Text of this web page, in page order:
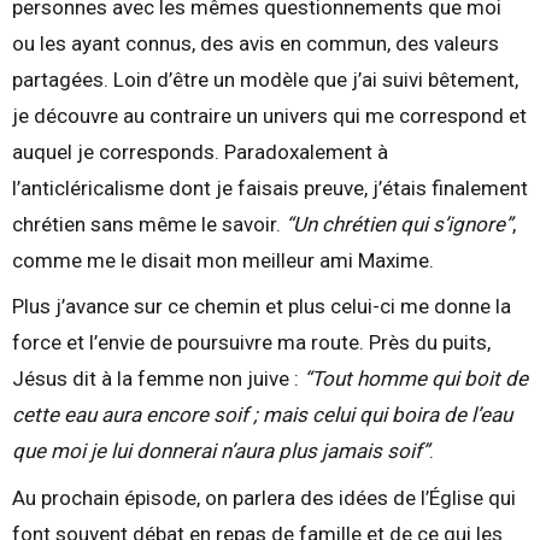
personnes avec les mêmes questionnements que moi
ou les ayant connus, des avis en commun, des valeurs
partagées. Loin d’être un modèle que j’ai suivi bêtement,
je découvre au contraire un univers qui me correspond et
auquel je corresponds. Paradoxalement à
l’anticléricalisme dont je faisais preuve, j’étais finalement
chrétien sans même le savoir. “Un chrétien qui s’ignore”,
comme me le disait mon meilleur ami Maxime.
Plus j’avance sur ce chemin et plus celui-ci me donne la
force et l’envie de poursuivre ma route. Près du puits,
Jésus dit à la femme non juive : “Tout homme qui boit de
cette eau aura encore soif ; mais celui qui boira de l’eau
que moi je lui donnerai n’aura plus jamais soif”.
Au prochain épisode, on parlera des idées de l’Église qui
font souvent débat en repas de famille et de ce qui les